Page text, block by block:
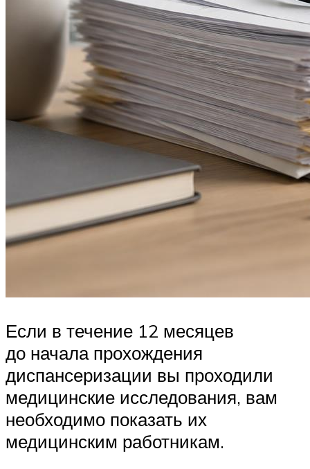
Если в течение 12 месяцев
до начала прохождения
диспансеризации вы проходили
медицинские исследования, вам
необходимо показать их
медицинским работникам.